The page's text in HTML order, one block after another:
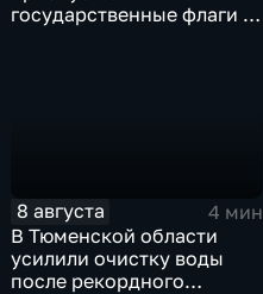
государственные флаги и
8 августа
4 мин
В Тюменской области
усилили очистку воды
после рекордного